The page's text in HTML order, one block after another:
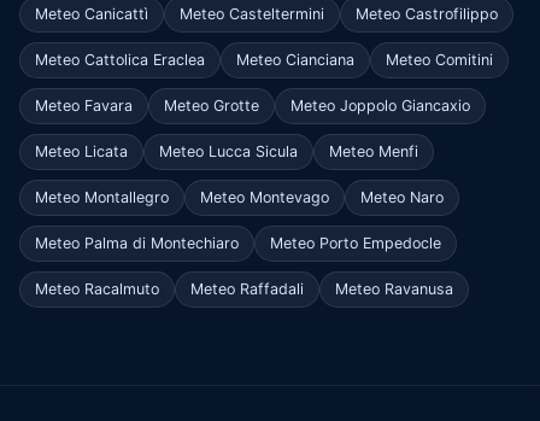
Meteo Canicattì Meteo Casteltermini Meteo Castrofilippo
Meteo Cattolica Eraclea Meteo Cianciana Meteo Comitini
Meteo Favara Meteo Grotte Meteo Joppolo Giancaxio
Meteo Licata Meteo Lucca Sicula Meteo Menfi
Meteo Montallegro Meteo Montevago Meteo Naro
Meteo Palma di Montechiaro Meteo Porto Empedocle
Meteo Racalmuto Meteo Raffadali Meteo Ravanusa